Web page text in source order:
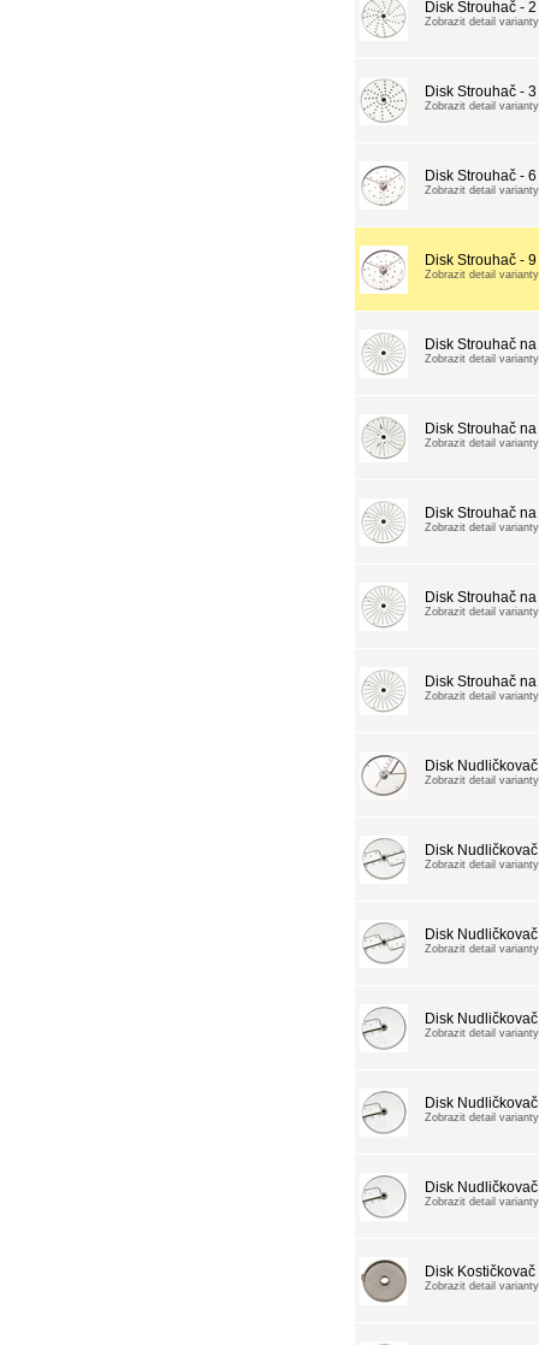
Disk Strouhač - 2
Zobrazit detail varianty
Disk Strouhač - 3
Zobrazit detail varianty
Disk Strouhač - 6
Zobrazit detail varianty
Disk Strouhač - 9
Zobrazit detail varianty
Disk Strouhač
Zobrazit detail varianty
Disk Strouhač
Zobrazit detail varianty
Disk Strouhač
Zobrazit detail varianty
Disk Strouhač
Zobrazit detail varianty
Disk Strouhač
Zobrazit detail varianty
Disk
Zobrazit detail varianty
Disk
Zobrazit detail varianty
Disk
Zobrazit detail varianty
Disk
Zobrazit detail varianty
Disk
Zobrazit detail varianty
Disk
Zobrazit detail varianty
Disk
Zobrazit detail varianty